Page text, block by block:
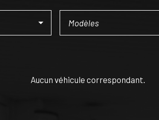
Aucun véhicule correspondant.